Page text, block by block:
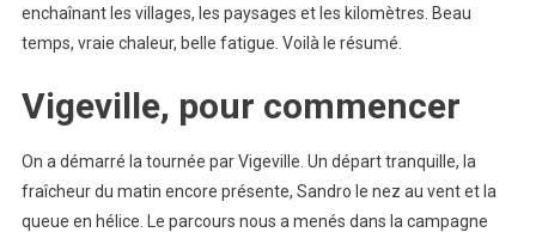
:
Aventura
Soleil
enchaînant les villages, les paysages et les kilomètres. Beau
temps, vraie chaleur, belle fatigue. Voilà le résumé.
Vigeville, pour commencer
On a démarré la tournée par Vigeville. Un départ tranquille, la
fraîcheur du matin encore présente, Sandro le nez au vent et la
queue en hélice. Le parcours nous a menés dans la campagne